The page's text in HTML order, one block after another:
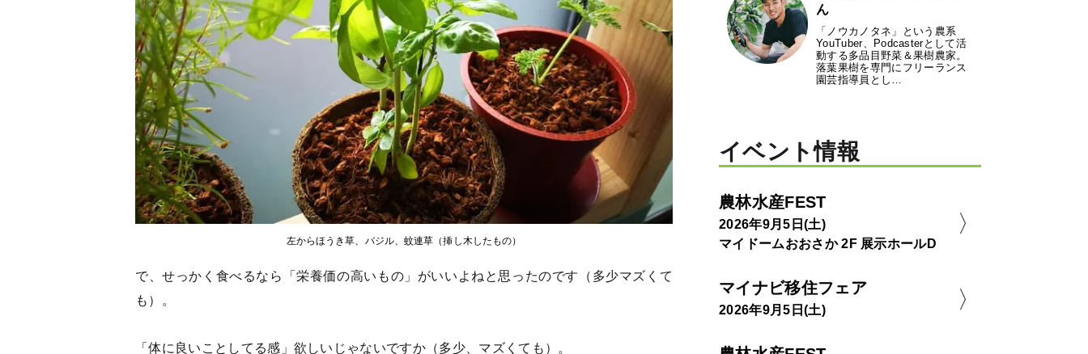
左からほうき草、バジル、蚊連草（挿し木したもの）
で、せっかく食べるなら「栄養価の高いもの」がいいよねと思ったのです（多少マズくて
も）。
「体に良いことしてる感」欲しいじゃないですか（多少、マズくても）。
ん
「ノウカノタネ」という農系
YouTuber、Podcasterとして活
動する多品目野菜＆果樹農家。
落葉果樹を専門にフリーランス
園芸指導員とし…
イベント情報
農林水産FEST
2026年9月5日(土)
マイドームおおさか 2F 展示ホールD
マイナビ移住フェア
2026年9月5日(土)